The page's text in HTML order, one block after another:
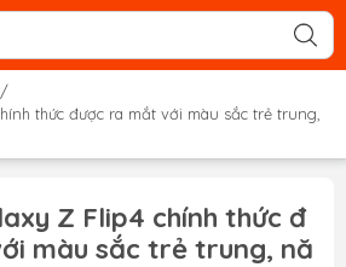
/
thức được ra mắt với màu sắc trẻ trung,
Z Flip4 chính thức đ
màu sắc trẻ trung, nă